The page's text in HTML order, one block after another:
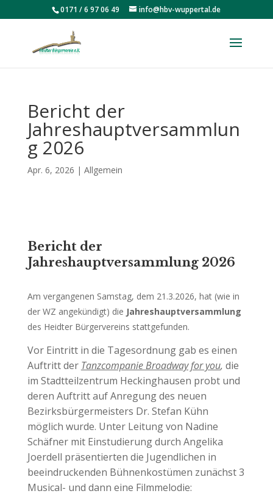
0171 / 6 97 06 49 info@hbv-wuppertal.de
Bericht der
Jahreshauptversammlun
g 2026
Apr. 6, 2026 | Allgemein
Bericht der
Jahreshauptversammlung 2026
Am vergangenen Samstag, dem 21.3.2026, hat (wie in
der WZ angekündigt) die Jahreshauptversammlung
des Heidter Bürgervereins stattgefunden.
Vor Eintritt in die Tagesordnung gab es einen
Auftritt der Tanzcompanie Broadway for you, die
im Stadtteilzentrum Heckinghausen probt und
deren Auftritt auf Anregung des neuen
Bezirksbürgermeisters Dr. Stefan Kühn
möglich wurde. Unter Leitung von Nadine
Schäfner mit Einstudierung durch Angelika
Joerdell präsentierten die Jugendlichen in
beeindruckenden Bühnenkostümen zunächst 3
Musical- und dann eine Filmmelodie: